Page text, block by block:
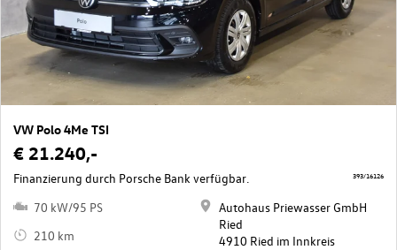
VW Polo 4Me TSI
€ 21.240,-
Finanzierung durch Porsche Bank verfügbar.
70 kW/95 PS
210 km
Autohaus Priewasser GmbH
Ried
4910 Ried im Innkreis
393/16126